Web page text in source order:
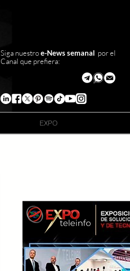
Siga nuestroe-News semanal por el
Canal que prefiera:
EXPO